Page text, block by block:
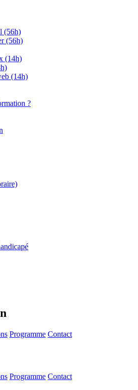
(56h)
(56h)
(14h)
(14h)
?
Programme Contact
Programme Contact